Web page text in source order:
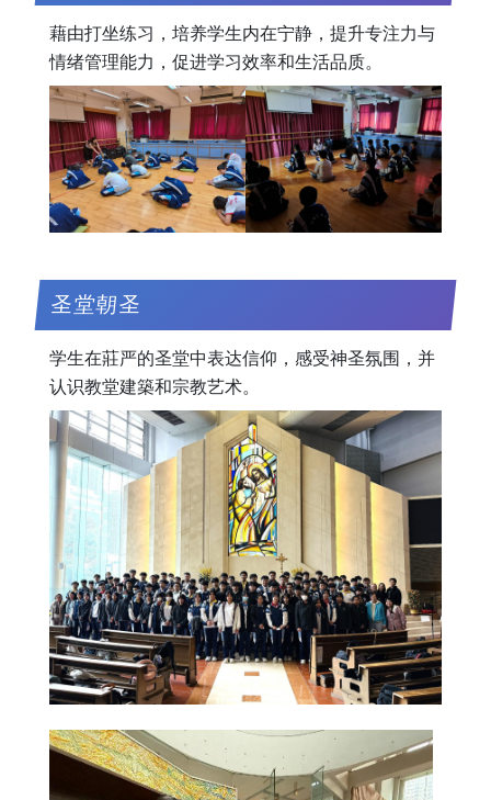
藉由打坐练习，培养学生内在宁静，提升专注力与
情绪管理能力，促进学习效率和生活品质。
圣堂朝圣
学生在莊严的圣堂中表达信仰，感受神圣氛围，并
认识教堂建築和宗教艺术。